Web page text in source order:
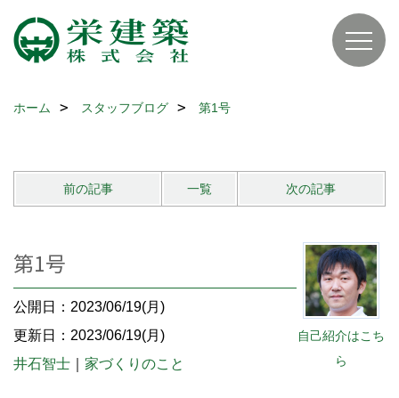
ホーム スタッフブログ 第1号
前の記事 一覧 次の記事
自己紹介はこち
ら
第1号
公開日：2023/06/19(月)
更新日：2023/06/19(月)
井石智士
家づくりのこと